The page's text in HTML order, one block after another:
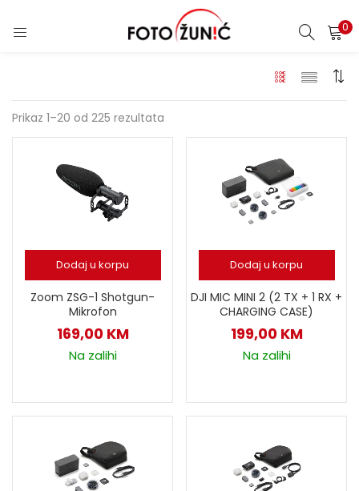
0
Prikaz 1–20 od 225 rezultata
Dodaj u korpu
Zoom ZSG-1 Shotgun-
Mikrofon
169,00 KM
Na zalihi
Dodaj u korpu
DJI MIC MINI 2 (2 TX + 1 RX +
CHARGING CASE)
199,00 KM
Na zalihi